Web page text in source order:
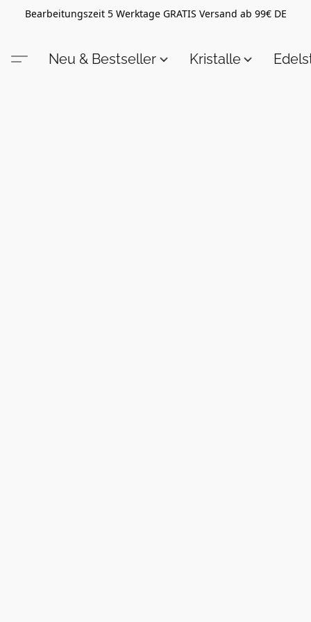
Bearbeitungszeit 5 Werktage GRATIS Versand ab 99€ DE
Neu & Bestseller Kristalle